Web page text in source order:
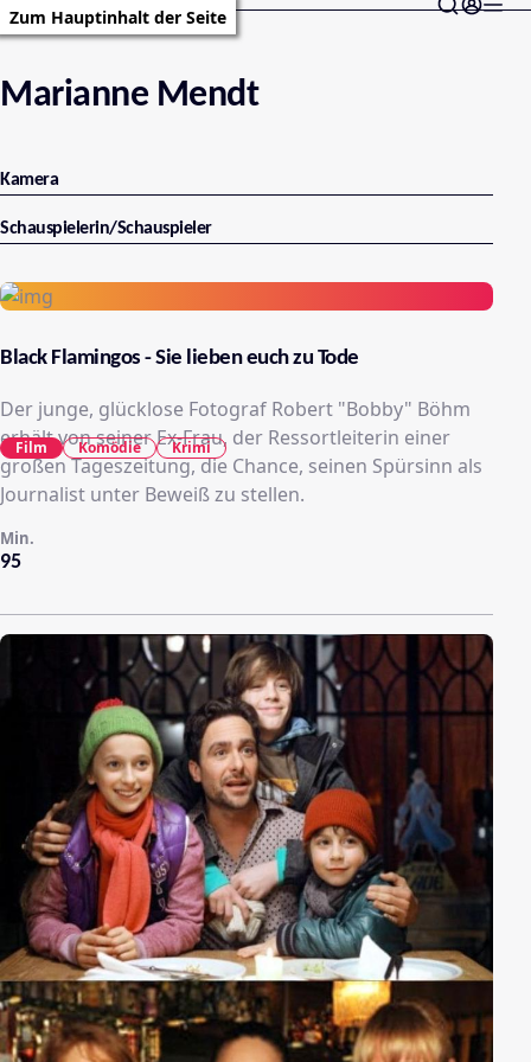
Zum Hauptinhalt der Seite
Marianne Mendt
Kamera
Schauspielerin/Schauspieler
Black Flamingos - Sie lieben euch zu Tode
Der junge, glücklose Fotograf Robert "Bobby" Böhm
erhält von seiner Ex-Frau, der Ressortleiterin einer
großen Tageszeitung, die Chance, seinen Spürsinn als
Journalist unter Beweiß zu stellen.
95
Min.
Film Komödie Krimi